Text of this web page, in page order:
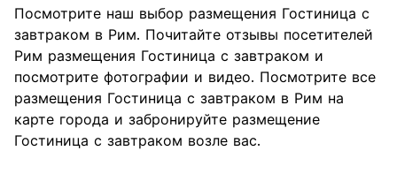
достопримечательностей
9.6
Культура
Ночная жизнь
7.7
Соотношение цены и
качества
Посмотрите наш выбор размещения Гостиница с
завтраком в Рим. Почитайте отзывы посетителей
Рим размещения Гостиница с завтраком и
посмотрите фотографии и видео. Посмотрите все
размещения Гостиница с завтраком в Рим на
карте города и забронируйте размещение
Гостиница с завтраком возле вас.